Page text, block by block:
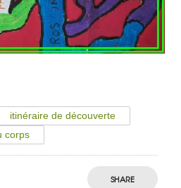
itinéraire de découverte
corps
SHARE